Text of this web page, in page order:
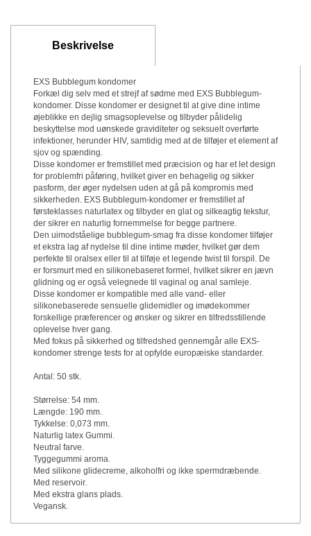
Beskrivelse
EXS Bubblegum kondomer
Forkæl dig selv med et strejf af sødme med EXS Bubblegum-
kondomer. Disse kondomer er designet til at give dine intime
øjeblikke en dejlig smagsoplevelse og tilbyder pålidelig
beskyttelse mod uønskede graviditeter og seksuelt overførte
infektioner, herunder HIV, samtidig med at de tilføjer et element af
sjov og spænding.
Disse kondomer er fremstillet med præcision og har et let design
for problemfri påføring, hvilket giver en behagelig og sikker
pasform, der øger nydelsen uden at gå på kompromis med
sikkerheden. EXS Bubblegum-kondomer er fremstillet af
førsteklasses naturlatex og tilbyder en glat og silkeagtig tekstur,
der sikrer en naturlig fornemmelse for begge partnere.
Den uimodståelige bubblegum-smag fra disse kondomer tilføjer
et ekstra lag af nydelse til dine intime møder, hvilket gør dem
perfekte til oralsex eller til at tilføje et legende twist til forspil. De
er forsmurt med en silikonebaseret formel, hvilket sikrer en jævn
glidning og er også velegnede til vaginal og anal samleje.
Disse kondomer er kompatible med alle vand- eller
silikonebaserede sensuelle glidemidler og imødekommer
forskellige præferencer og ønsker og sikrer en tilfredsstillende
oplevelse hver gang.
Med fokus på sikkerhed og tilfredshed gennemgår alle EXS-
kondomer strenge tests for at opfylde europæiske standarder.
Antal: 50 stk.
Størrelse: 54 mm.
Længde: 190 mm.
Tykkelse: 0,073 mm.
Naturlig latex Gummi.
Neutral farve.
Tyggegummi aroma.
Med silikone glidecreme, alkoholfri og ikke spermdræbende.
Med reservoir.
Med ekstra glans plads.
Vegansk.